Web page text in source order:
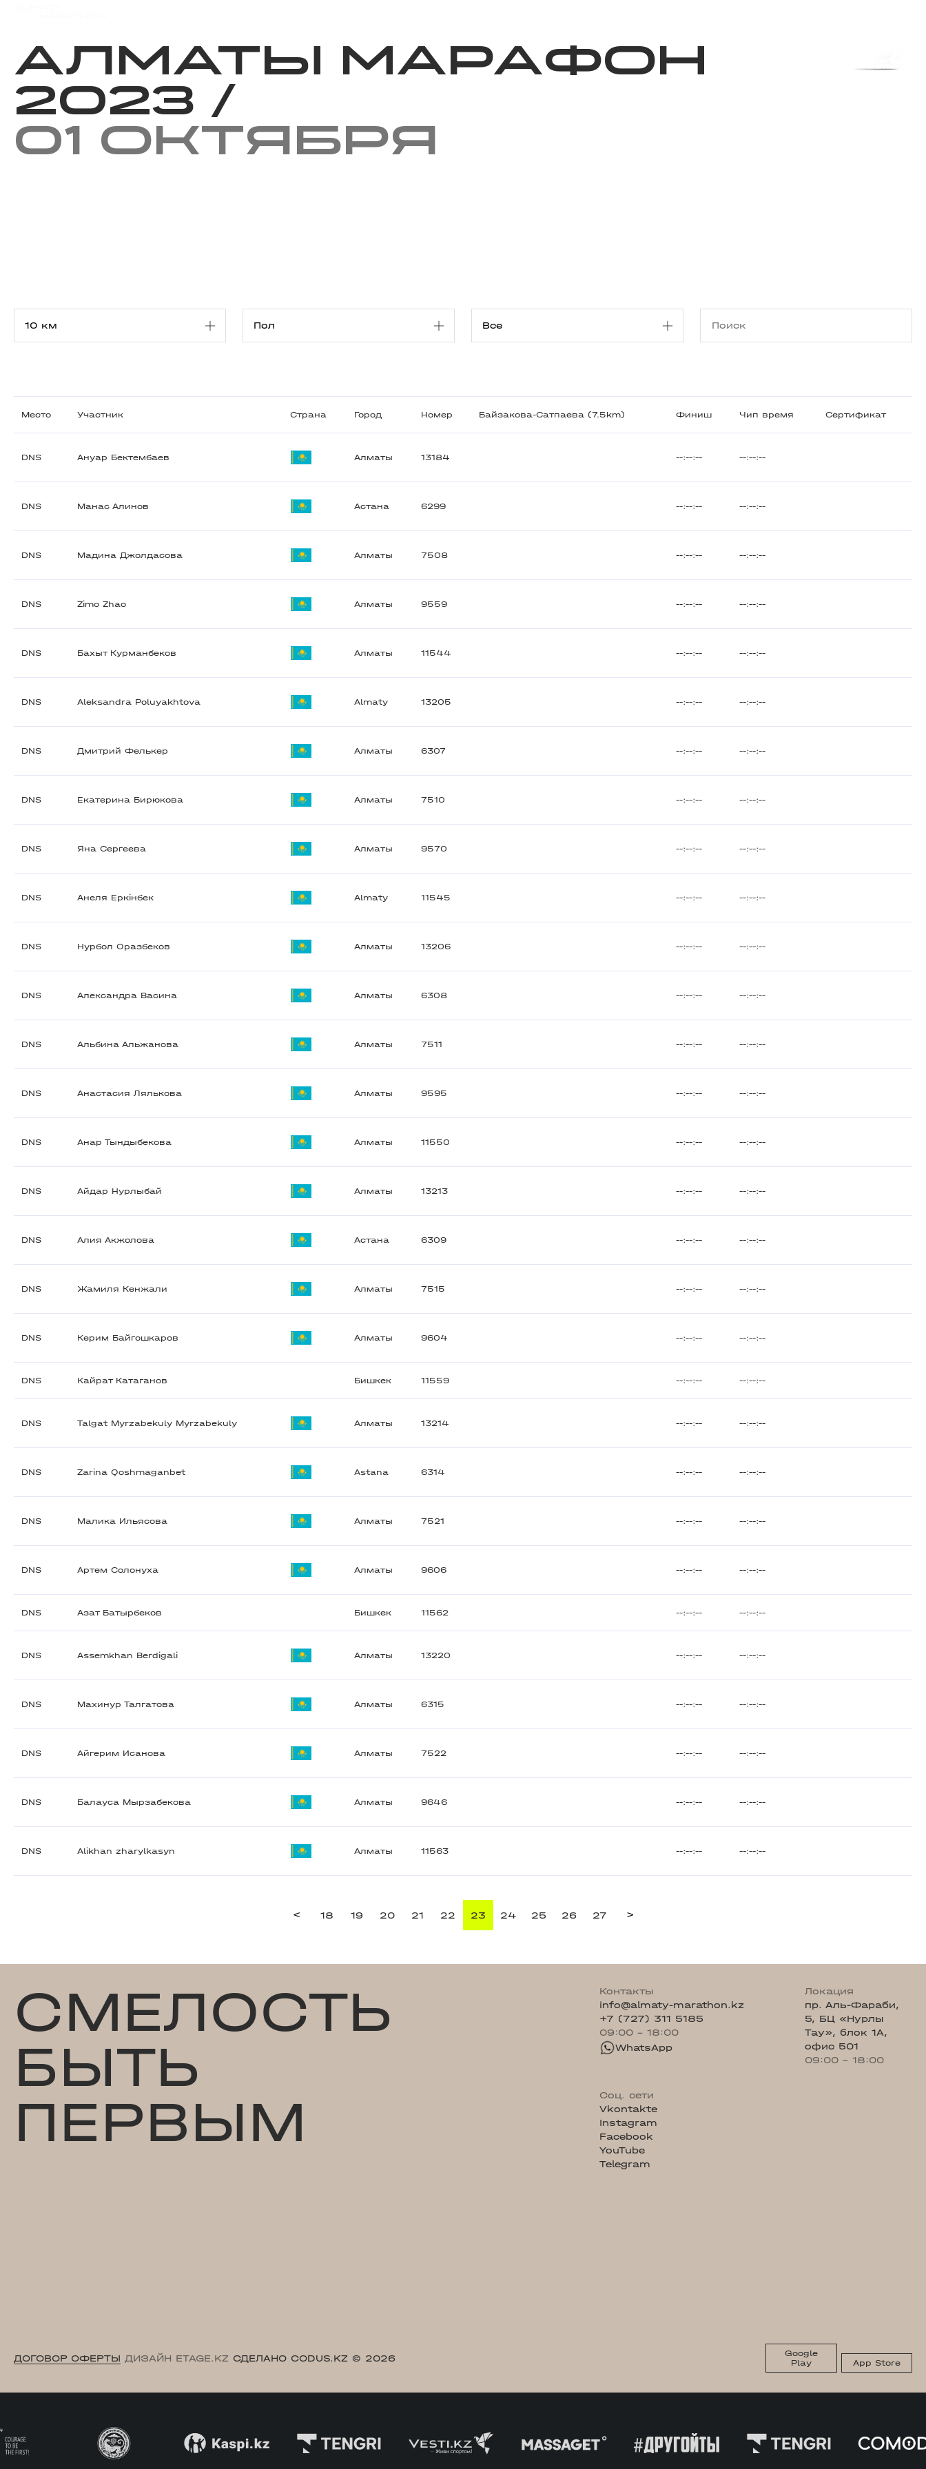
Алматы марафон
2023 /
01 октября
Место Участник Страна Город Номер Байзакова-Сатпаева (7.5km) Финиш Чип время Сертификат
DNS Ануар Бектембаев Алматы 13184 --:--:-- --:--:--
DNS Манас Алинов Астана 6299 --:--:-- --:--:--
DNS Мадина Джолдасова Алматы 7508 --:--:-- --:--:--
DNS Zimo Zhao Алматы 9559 --:--:-- --:--:--
DNS Бахыт Курманбеков Алматы 11544 --:--:-- --:--:--
DNS Aleksandra Poluyakhtova Almaty 13205 --:--:-- --:--:--
DNS Дмитрий Фелькер Алматы 6307 --:--:-- --:--:--
DNS Екатерина Бирюкова Алматы 7510 --:--:-- --:--:--
DNS Яна Сергеева Алматы 9570 --:--:-- --:--:--
DNS Анеля Еркінбек Almaty 11545 --:--:-- --:--:--
DNS Нурбол Оразбеков Алматы 13206 --:--:-- --:--:--
DNS Александра Васина Алматы 6308 --:--:-- --:--:--
DNS Альбина Альжанова Алматы 7511 --:--:-- --:--:--
DNS Анастасия Лялькова Алматы 9595 --:--:-- --:--:--
DNS Анар Тындыбекова Алматы 11550 --:--:-- --:--:--
DNS Айдар Нурлыбай Алматы 13213 --:--:-- --:--:--
DNS Алия Акжолова Астана 6309 --:--:-- --:--:--
DNS Жамиля Кенжали Алматы 7515 --:--:-- --:--:--
DNS Керим Байгошкаров Алматы 9604 --:--:-- --:--:--
DNS Кайрат Катаганов Бишкек 11559 --:--:-- --:--:--
DNS Talgat Myrzabekuly Myrzabekuly Алматы 13214 --:--:-- --:--:--
DNS Zarina Qoshmaganbet Astana 6314 --:--:-- --:--:--
DNS Малика Ильясова Алматы 7521 --:--:-- --:--:--
DNS Артем Солонуха Алматы 9606 --:--:-- --:--:--
DNS Азат Батырбеков Бишкек 11562 --:--:-- --:--:--
DNS Assemkhan Berdigali Алматы 13220 --:--:-- --:--:--
DNS Махинур Талгатова Алматы 6315 --:--:-- --:--:--
DNS Айгерим Исанова Алматы 7522 --:--:-- --:--:--
DNS Балауса Мырзабекова Алматы 9646 --:--:-- --:--:--
DNS Alikhan zharylkasyn Алматы 11563 --:--:-- --:--:--
< 18 19 20 21 22 23 24 25 26 27 >
СМЕЛОСТЬ
БЫТЬ
ПЕРВЫМ
Контакты
info@almaty-marathon.kz
+7 (727) 311 5185
09:00 - 18:00
WhatsApp
Локация
пр. Аль-Фараби,
5, БЦ «Нурлы
Тау», блок 1А,
офис 501
09:00 - 18:00
Соц. сети
Vkontakte
Instagram
Facebook
YouTube
Telegram
ДОГОВОР ОФЕРТЫ ДИЗАЙН ETAGE.KZ СДЕЛАНО CODUS.KZ © 2026
Google
Play
App Store